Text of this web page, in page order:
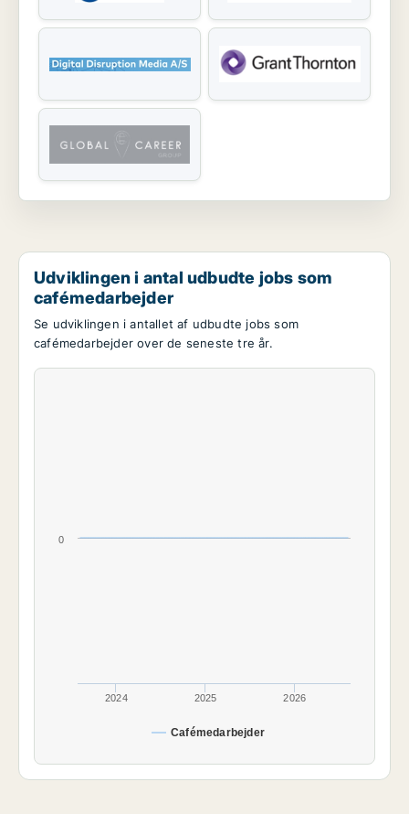
Udviklingen i antal udbudte jobs som
cafémedarbejder
Se udviklingen i antallet af udbudte jobs som
cafémedarbejder over de seneste tre år.
Cafémedarbejder
2024 2025 2026
0